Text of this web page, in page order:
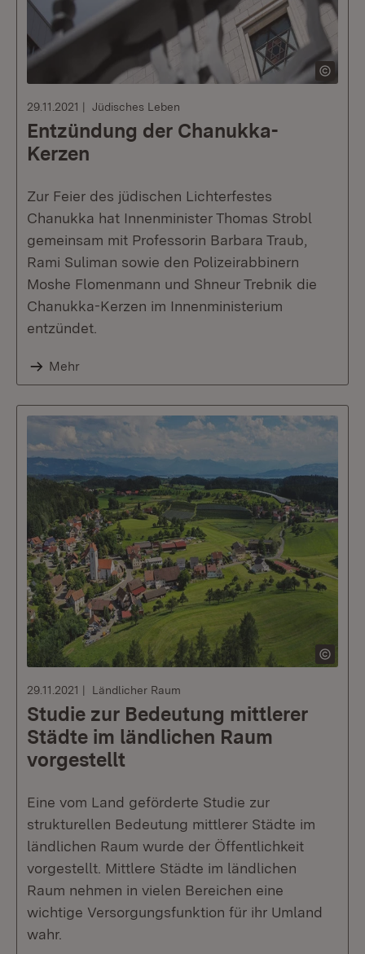
29.11.2021 Jüdisches Leben
Entzündung der Chanukka-
Kerzen
Zur Feier des jüdischen Lichterfestes
Chanukka hat Innenminister Thomas Strobl
gemeinsam mit Professorin Barbara Traub,
Rami Suliman sowie den Polizeirabbinern
Moshe Flomenmann und Shneur Trebnik die
Chanukka-Kerzen im Innenministerium
entzündet.
Mehr
29.11.2021 Ländlicher Raum
Studie zur Bedeutung mittlerer
Städte im ländlichen Raum
vorgestellt
Eine vom Land geförderte Studie zur
strukturellen Bedeutung mittlerer Städte im
ländlichen Raum wurde der Öffentlichkeit
vorgestellt. Mittlere Städte im ländlichen
Raum nehmen in vielen Bereichen eine
wichtige Versorgungsfunktion für ihr Umland
wahr.